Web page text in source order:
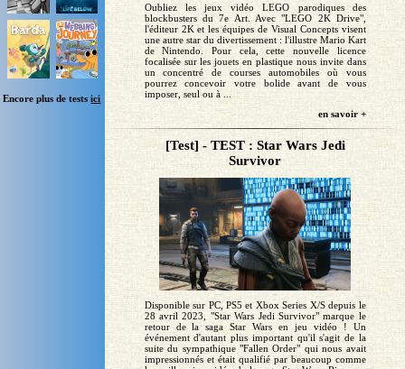
Encore plus de testsici
Oubliez les jeux vidéo LEGO parodiques des
blockbusters du 7e Art. Avec "LEGO 2K Drive",
l'éditeur 2K et les équipes de Visual Concepts visent
une autre star du divertissement : l'illustre Mario Kart
de Nintendo. Pour cela, cette nouvelle licence
focalisée sur les jouets en plastique nous invite dans
un concentré de courses automobiles où vous
pourrez concevoir votre bolide avant de vous
imposer, seul ou à ...
en savoir +
[Test] - TEST : Star Wars Jedi
Survivor
Disponible sur PC, PS5 et Xbox Series X/S depuis le
28 avril 2023, "Star Wars Jedi Survivor" marque le
retour de la saga Star Wars en jeu vidéo ! Un
événement d'autant plus important qu'il s'agit de la
suite du sympathique "Fallen Order" qui nous avait
impressionnés et était qualifié par beaucoup comme